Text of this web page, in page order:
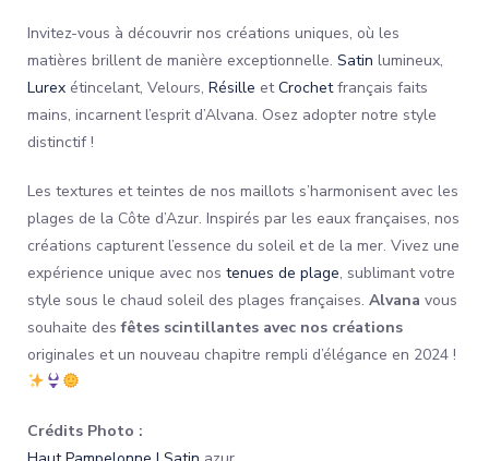
Invitez-vous à découvrir nos créations uniques, où les
matières brillent de manière exceptionnelle. Satin lumineux,
Lurex étincelant, Velours, Résille etCrochetfrançais faits
mains, incarnent l’esprit d’Alvana. Osez adopter notre style
distinctif !
Les textures et teintes de nos maillots s’harmonisent avec les
plages de la Côte d’Azur. Inspirés par les eaux françaises, nos
créations capturent l’essence du soleil et de la mer. Vivez une
expérience unique avec nos tenues de plage, sublimant votre
style sous le chaud soleil des plages françaises. Alvana vous
souhaite desfêtes scintillantes avec nos créations
originales et un nouveau chapitre rempli d’élégance en 2024 !
Crédits Photo :